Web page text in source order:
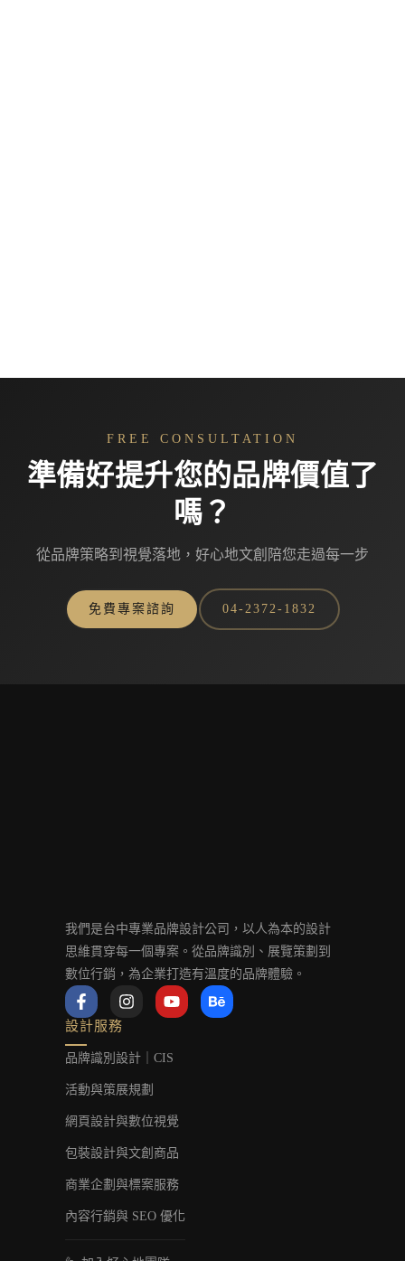
FREE CONSULTATION
準備好提升您的品牌價值了
嗎？
從品牌策略到視覺落地，好心地文創陪您走過每一步
免費專案諮詢 04-2372-1832
我們是台中專業品牌設計公司，以人為本的設計
思維貫穿每一個專案。從品牌識別、展覽策劃到
數位行銷，為企業打造有溫度的品牌體驗。
F
a
c
e
b
o
-
I
n
a
r
m
Y
o
u
B
e
設計服務
品牌識別設計｜CIS
活動與策展規劃
網頁設計與數位視覺
包裝設計與文創商品
商業企劃與標案服務
內容行銷與 SEO 優化